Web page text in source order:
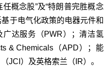
概念股”及“特朗普完胜概念
于电气化政策的电器元件和
达服务（PWR）；清洁氢
& Chemicals（APD）；能
JCI）及英格索兰（IR）。